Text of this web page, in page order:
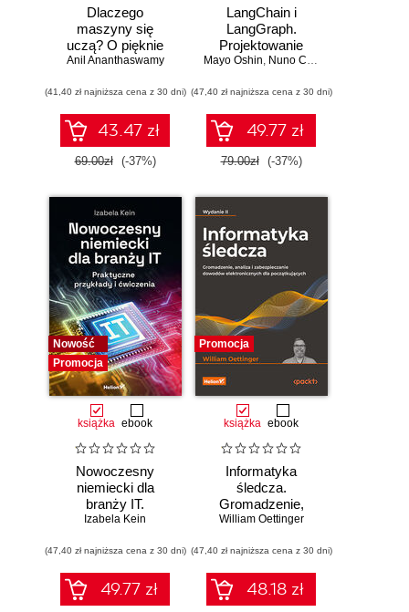
Dlaczego
maszyny się
uczą? O pięknie
matematyki i
współczesnej
sztucznej
inteligencji
Anil Ananthaswamy
(41,40 zł najniższa cena z 30 dni)
43.47 zł
69.00zł (-37%)
LangChain i
LangGraph.
Projektowanie
aplikacji opartych
modelach
językowych w
praktyce
Mayo Oshin, Nuno Campos
(47,40 zł najniższa cena z 30 dni)
49.77 zł
79.00zł (-37%)
Nowość
Promocja
książka ebook
Nowoczesny
niemiecki dla
branży IT.
Praktyczne
ćwiczenia
Izabela Kein
(47,40 zł najniższa cena z 30 dni)
49.77 zł
Promocja
książka ebook
Informatyka
śledcza.
Gromadzenie,
analiza i
dowodów
elektronicznych dla
początkujących.
Wydanie II
William Oettinger
(47,40 zł najniższa cena z 30 dni)
48.18 zł